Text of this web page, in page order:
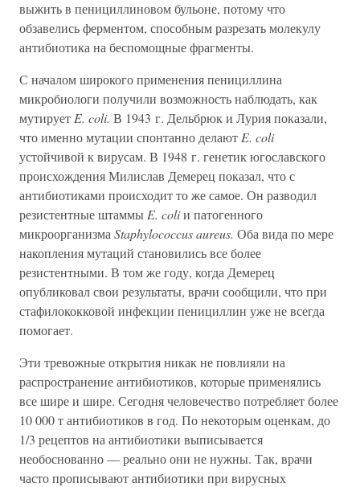
выжить в пенициллиновом бульоне, потому что
обзавелись ферментом, способным разрезать молекулу
антибиотика на беспомощные фрагменты.
С началом широкого применения пенициллина
микробиологи получили возможность наблюдать, как
мутирует E. coli. В 1943 г. Дельбрюк и Лурия показали,
что именно мутации спонтанно делают E. coli
устойчивой к вирусам. В 1948 г. генетик югославского
происхождения Милислав Демерец показал, что с
антибиотиками происходит то же самое. Он разводил
резистентные штаммы E. coliи патогенного
микроорганизма Staphylococcus aureus. Оба вида по мере
накопления мутаций становились все более
резистентными. В том же году, когда Демерец
опубликовал свои результаты, врачи сообщили, что при
стафилококковой инфекции пенициллин уже не всегда
помогает.
Эти тревожные открытия никак не повлияли на
распространение антибиотиков, которые применялись
все шире и шире. Сегодня человечество потребляет более
10 000 т антибиотиков в год. По некоторым оценкам, до
1/3 рецептов на антибиотики выписывается
необоснованно — реально они не нужны. Так, врачи
часто прописывают антибиотики при вирусных